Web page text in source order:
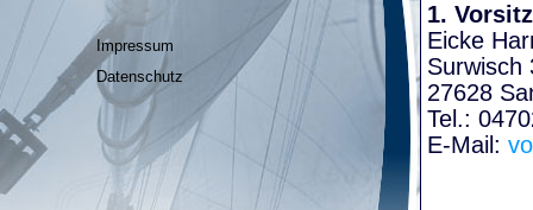
Impressum
Datenschutz
1.
Eicke
Surwisch
27628
Tel.:
E-Mail: